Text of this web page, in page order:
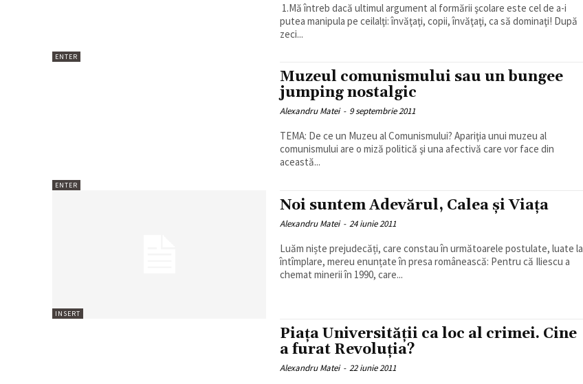
ENTER
1.Mă întreb dacă ultimul argument al formării şcolare este cel de a-i
putea manipula pe ceilalţi: învăţaţi, copii, învăţaţi, ca să dominaţi! După
zeci...
ENTER
Muzeul comunismului sau un bungee
jumping nostalgic
Alexandru Matei - 9 septembrie 2011
TEMA: De ce un Muzeu al Comunismului? Apariţia unui muzeu al
comunismului are o miză politică şi una afectivă care vor face din
această...
INSERT
Noi suntem Adevărul, Calea şi Viaţa
Alexandru Matei - 24 iunie 2011
Luăm niște prejudecăți, care constau în următoarele postulate, luate la
întîmplare, mereu enunțate în presa românească: Pentru că Iliescu a
chemat minerii în 1990, care...
Piaţa Universităţii ca loc al crimei. Cine
a furat Revoluţia?
Alexandru Matei - 22 iunie 2011